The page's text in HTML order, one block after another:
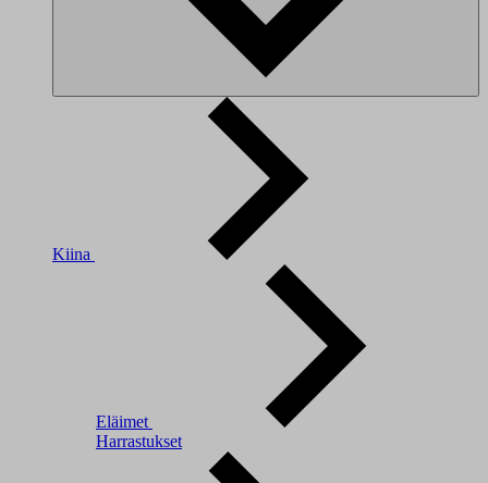
Kiina
Eläimet
Harrastukset